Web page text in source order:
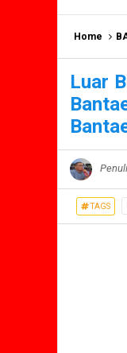
Home
Luar
TAGS